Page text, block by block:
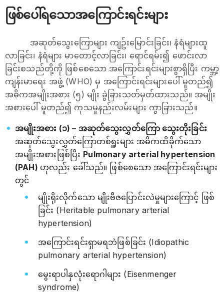
ဖြစ်ပေါ်ရသောအကြောင်းရင်းများ
အဆုတ်သွေးကြောများ ကျဥ်းမြောင်းခြင်း၊ နံရံများထူ
လာခြင်း၊ နံရံများ မာတောင့်လာခြင်း၊ ရောင်ရမ်း၍ ဖောင်းလာ
ခြင်းစသည်တို့ကို ဖြစ်စေသော အကြောင်းရင်းများစွာရှိပြီး ကမ္ဘာ့
ကျန်းမာရေး အဖွဲ့ (WHO) မှ အကြောင်းရင်းများပေါ် မူတည်၍
အဓိကအမျိုးအစား (၅) မျိုး ခွဲခြားသတ်မှတ်ထားသည်။ အမျိုး
အစားပေါ် မူတည်၍ ကုသမှုနည်းလမ်းများ ကွာခြားသည်။
အမျိုးအစား (၁) – အဆုတ်သွေးလွှတ်ကြော သွေးတိုးခြင်း
အဆုတ်သွေးလွှတ်ကြောတစ်ရှူးများ အဓိကထိခိုက်သော
အမျိုးအစားဖြစ်ပြီး Pulmonary arterial hypertension
(PAH) ဟုလည်း‌ ခေါ်သည်။ ဖြစ်စေသော အကြောင်းရင်းများ
တွင်
မျိုးရိုးလိုက်သော မျိုးဗီဇပြောင်းလဲမှုများကြောင့် ဖြစ်
ခြင်း (Heritable pulmonary arterial
hypertension)
အကြောင်းရင်းရှာမရဘဲဖြစ်ခြင်း (Idiopathic
pulmonary arterial hypertension)
မွေးရာပါနှလုံးရောဂါများ (Eisenmenger
syndrome)